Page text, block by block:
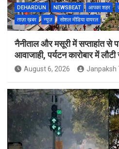
DEHARDUN NEWSBEAT आपका शहर
ताज़ा ख़बर
न्यूज़ सोशल मीडिया वायरल
नैनीताल और मसूरी में सप्ताहांत से
आवाजाही, पर्यटन कारोबार में
August 6, 2026 Janpaksh